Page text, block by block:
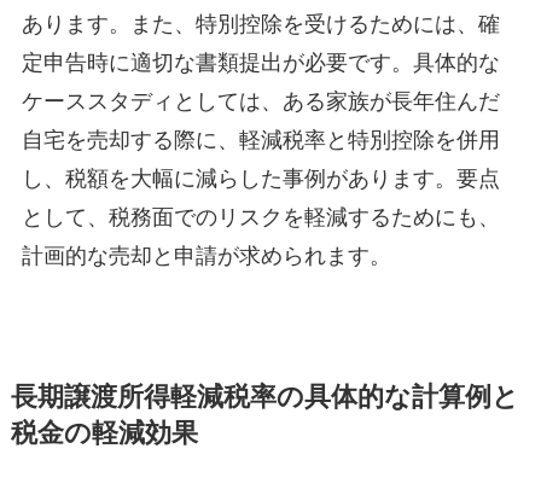
あります。また、特別控除を受けるためには、確
定申告時に適切な書類提出が必要です。具体的な
ケーススタディとしては、ある家族が長年住んだ
自宅を売却する際に、軽減税率と特別控除を併用
し、税額を大幅に減らした事例があります。要点
として、税務面でのリスクを軽減するためにも、
計画的な売却と申請が求められます。
長期譲渡所得軽減税率の具体的な計算例と
税金の軽減効果